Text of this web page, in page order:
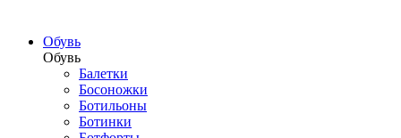
Обувь
Обувь
Балетки
Босоножки
Ботильоны
Ботинки